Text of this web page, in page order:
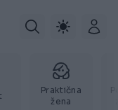
Praktična
žena